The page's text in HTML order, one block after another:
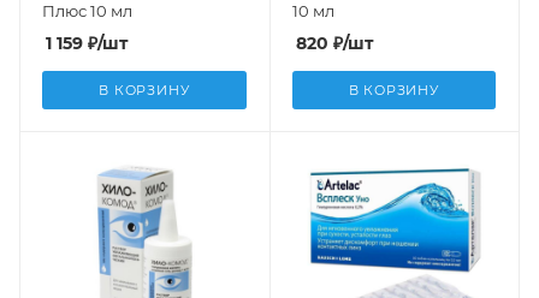
Плюс 10 мл
1 159 ₽/шт
В КОРЗИНУ
10 мл
820 ₽/шт
В КОРЗИНУ